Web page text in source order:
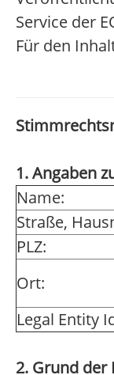
Service der
Für den
1. Angaben
Name:
Straße,
PLZ:
Ort:
Legal Entity
2. Grund